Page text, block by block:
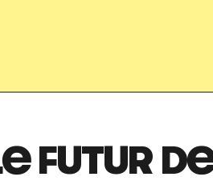
FUTUR